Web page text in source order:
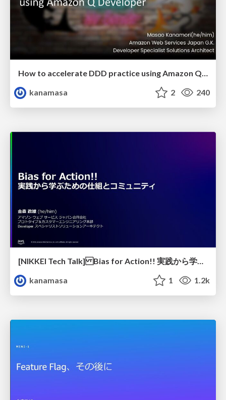
kanamasa
2 240
[NIKKEI Tech Talk] Bias for Action!! 実践から学ぶための仕組とコミュニティ / Community for Practice and Learning
kanamasa
1 1.2k